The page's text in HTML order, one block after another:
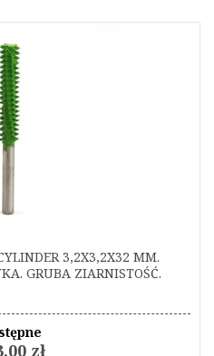
3,2X3,2X32 MM.
GRUBA ZIARNISTOŚĆ.
zł